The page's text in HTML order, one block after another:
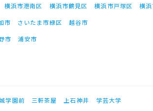
横浜市港南区 横浜市鶴見区 横浜市戸塚区
横
市 さいたま市緑区
越谷市
市 浦安市
学園前 三軒茶屋 上石神井
学芸大学